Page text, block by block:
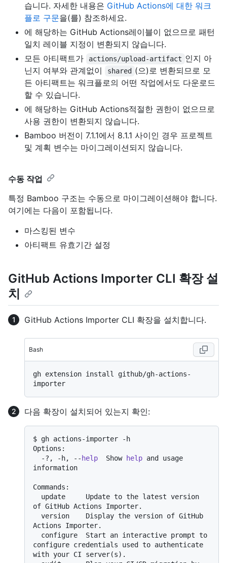
습니다. 자세한 내용은 GitHub Actions에 대한 워크
플로 구문을(를) 참조하세요.
에 해당하는 GitHub Actions레이블이 없으므로 패턴
일치 레이블 지정이 변환되지 않습니다.
모든 아티팩트가
actions/upload-artifact 인지 아
닌지 여부와 관계없이
shared (으)로 변환되므로 모
든 아티팩트는 워크플로의 어떤 작업에서도 다운로드
할 수 있습니다.
에 해당하는 GitHub Actions적절한 권한이 없으므로
사용 권한이 변환되지 않습니다.
Bamboo 버전이 7.1.1에서 8.1.1 사이인 경우 프로젝트
및 계획 변수는 마이그레이션되지 않습니다.
수동 작업
특정 Bamboo 구조는 수동으로 마이그레이션해야 합니다.
여기에는 다음이 포함됩니다.
마스킹된 변수
아티팩트 유효기간 설정
GitHub Actions Importer CLI 확장 설
치
GitHub Actions Importer CLI 확장을 설치합니다.
Bash
gh extension install github/gh-actions-
다음 확장이 설치되어 있는지 확인:
$ gh actions-importer -h
Options:
  -?, -h, --
help
  Show
help and usage
information
Commands:
of GitHub Actions Importer.
Actions Importer.
configure credentials used to authenticate
with your CI server(s).